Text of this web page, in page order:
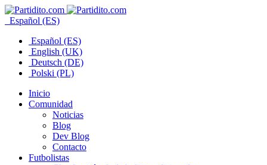
Español (ES)
Español (ES)
English (UK)
Deutsch (DE)
Polski (PL)
Inicio
Comunidad
Noticias
Blog
Dev Blog
Contacto
Futbolistas